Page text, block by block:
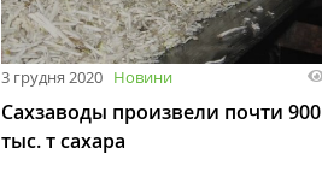
3 грудня 2020 Новини
Сахзаводы произвели почти 900
тыс. т сахара